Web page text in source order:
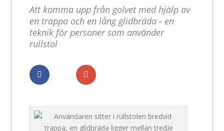
Att komma upp från golvet med hjälp av
en trappa och en lång glidbräda - en
teknik för personer som använder
rullstol